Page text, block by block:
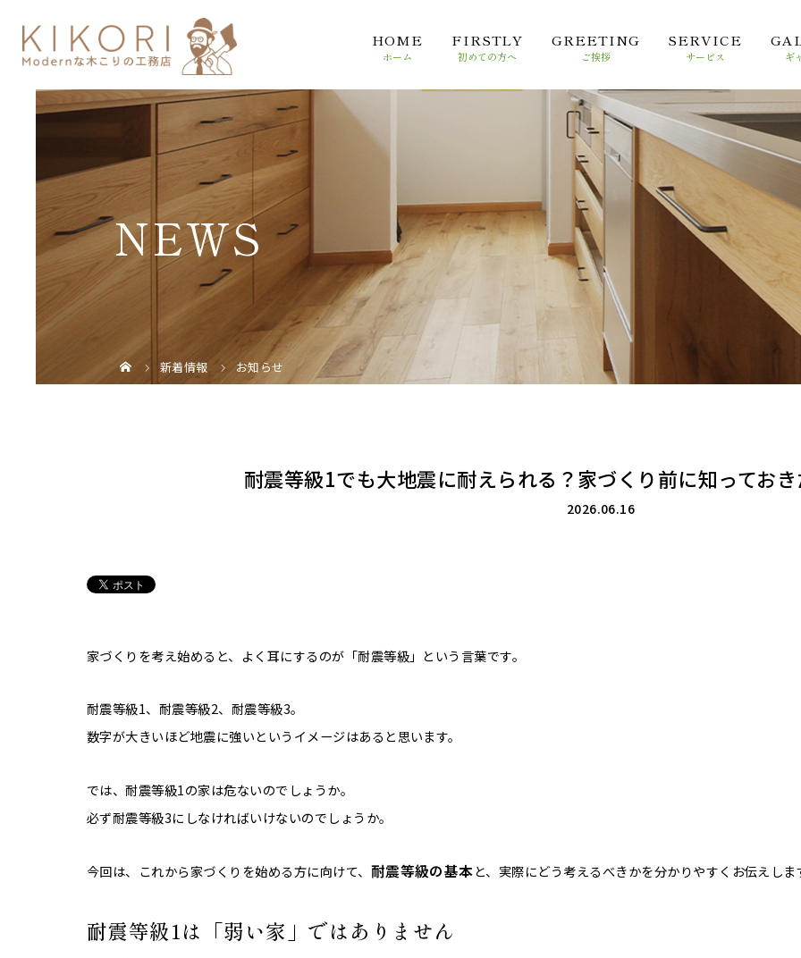
HOME FIRSTLY GREETING SERVICE
NEWS
新着情報 お知らせ
耐震等級1でも大地震に耐えられる？家づくり前に知ってお
2026.06.16
家づくりを考え始めると、よく耳にするのが「耐震等級」という言葉です。
耐震等級1、耐震等級2、耐震等級3。
数字が大きいほど地震に強いというイメージはあると思います。
では、耐震等級1の家は危ないのでしょうか。
必ず耐震等級3にしなければいけないのでしょうか。
今回は、これから家づくりを始める方に向けて、 耐震等級の基本と、実際にどう考えるべきかを分かりやすくお伝えしま
耐震等級1は「弱い家」ではありません